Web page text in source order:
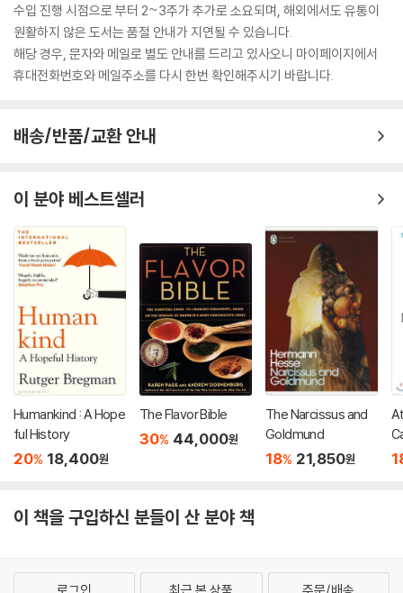
수입 진행 시점으로 부터 2~3주가 추가로 소요되며, 해외에서도 유통이
원활하지 않은 도서는 품절 안내가 지연될 수 있습니다.
해당 경우, 문자와 메일로 별도 안내를 드리고 있사오니 마이페이지에서
휴대전화번호와 메일주소를 다시 한번 확인해주시기 바랍니다.
배송/반품/교환 안내
이 분야 베스트셀러
Humankind : A Hope
ful History
20% 18,400원
The Flavor Bible
30% 44,000원
The Narcissus and
Goldmund
18% 21,850원
이 책을 구입하신 분들이 산 분야 책